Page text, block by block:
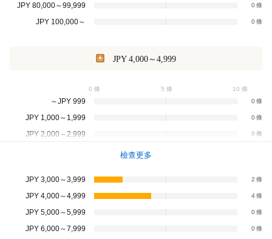
JPY 80,000～99,999 0
JPY 100,000～ 0
JPY 4,000～4,999
0 條 5 條 10 條
～JPY 999 0
JPY 1,000～1,999 0
JPY 2,000～2,999 0
檢查更多
JPY 3,000～3,999 2
JPY 4,000～4,999 4
JPY 5,000～5,999 0
JPY 6,000～7,999 0